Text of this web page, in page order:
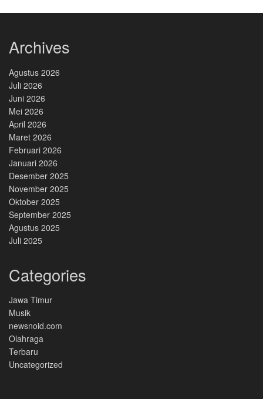
Archives
Agustus 2026
Juli 2026
Juni 2026
Mei 2026
April 2026
Maret 2026
Februari 2026
Januari 2026
Desember 2025
November 2025
Oktober 2025
September 2025
Agustus 2025
Juli 2025
Categories
Jawa Timur
Musik
newsnoid.com
Olahraga
Terbaru
Uncategorized